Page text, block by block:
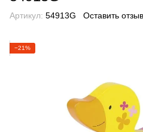
Артикул: 54913G Оставить отзыв
−21%